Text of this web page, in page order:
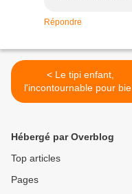
Répondre
< Le tipi enfant,
l'incontournable pour bien
s'amuser !
Hébergé par Overblog
Top articles
Pages